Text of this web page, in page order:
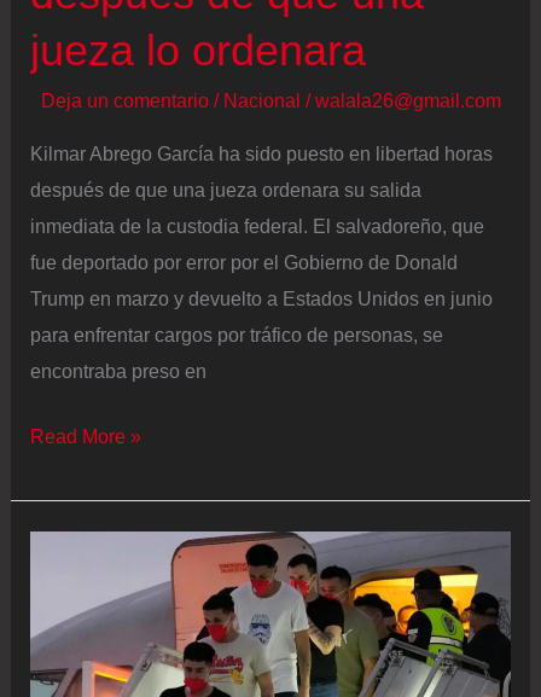
ingresos,
revela
jueza lo ordenara
Deja un comentario / Nacional /walala26@gmail.com
Kilmar Abrego García ha sido puesto en libertad horas
después de que una jueza ordenara su salida
inmediata de la custodia federal. El salvadoreño, que
fue deportado por error por el Gobierno de Donald
Trump en marzo y devuelto a Estados Unidos en junio
para enfrentar cargos por tráfico de personas, se
encontraba preso en
Kilmar
García
libertad
después
de
Read More »